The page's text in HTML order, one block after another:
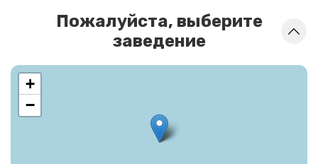
Пожалуйста, выберите
заведение
+
−